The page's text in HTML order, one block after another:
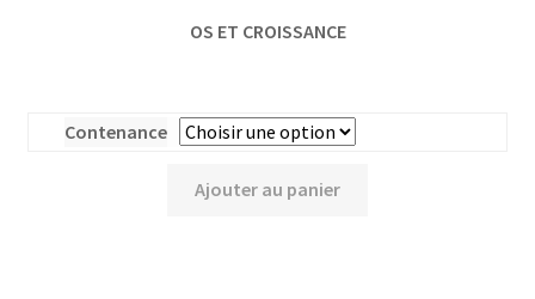
OS ET CROISSANCE
Contenance
Ajouter au panier